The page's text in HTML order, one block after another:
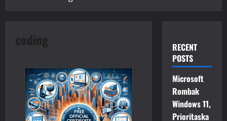
coding
RECENT
POSTS
Microsoft
Rombak
Windows 11,
Prioritaska